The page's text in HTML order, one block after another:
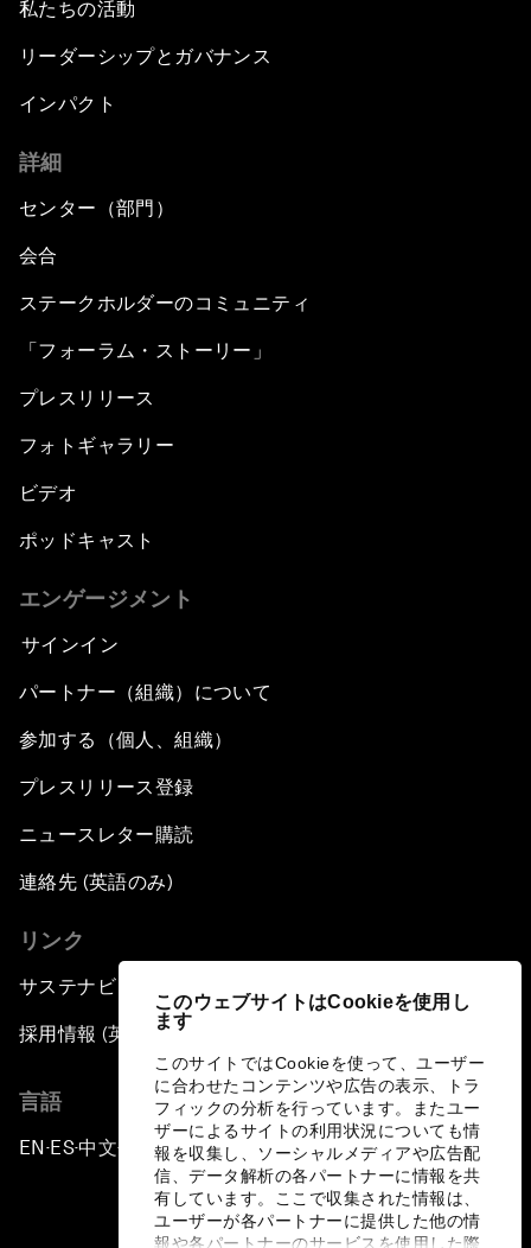
このウェブサイトはCookieを使用し
ます
このサイトではCookieを使って、ユーザー
に合わせたコンテンツや広告の表示、トラ
フィックの分析を行っています。またユー
ザーによるサイトの利用状況についても情
報を収集し、ソーシャルメディアや広告配
信、データ解析の各パートナーに情報を共
有しています。ここで収集された情報は、
ユーザーが各パートナーに提供した他の情
報や各パートナーのサービスを使用した際
私たちの活動
リーダーシップとガバナンス
インパクト
詳細
センター（部門）
会合
ステークホルダーのコミュニティ
「フォーラム・ストーリー」
プレスリリース
フォトギャラリー
ビデオ
ポッドキャスト
エンゲージメント
サインイン
パートナー（組織）について
参加する（個人、組織）
プレスリリース登録
ニュースレター購読
連絡先 (英語のみ)
リンク
サステナビリティへの取り組み
採用情報 (英語のみ)
言語
EN ▪ES▪中文▪ 日本語